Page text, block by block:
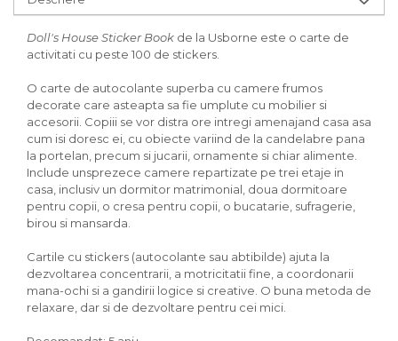
Doll's House Sticker Book de la Usborne este o carte de
activitati cu peste 100 de stickers.
O carte de autocolante superba cu camere frumos
decorate care asteapta sa fie umplute cu mobilier si
accesorii. Copiii se vor distra ore intregi amenajand casa asa
cum isi doresc ei, cu obiecte variind de la candelabre pana
la portelan, precum si jucarii, ornamente si chiar alimente.
Include unsprezece camere repartizate pe trei etaje in
casa, inclusiv un dormitor matrimonial, doua dormitoare
pentru copii, o cresa pentru copii, o bucatarie, sufragerie,
birou si mansarda.
Cartile cu stickers (autocolante sau abtibilde) ajuta la
dezvoltarea concentrarii, a motricitatii fine, a coordonarii
mana-ochi si a gandirii logice si creative. O buna metoda de
relaxare, dar si de dezvoltare pentru cei mici.